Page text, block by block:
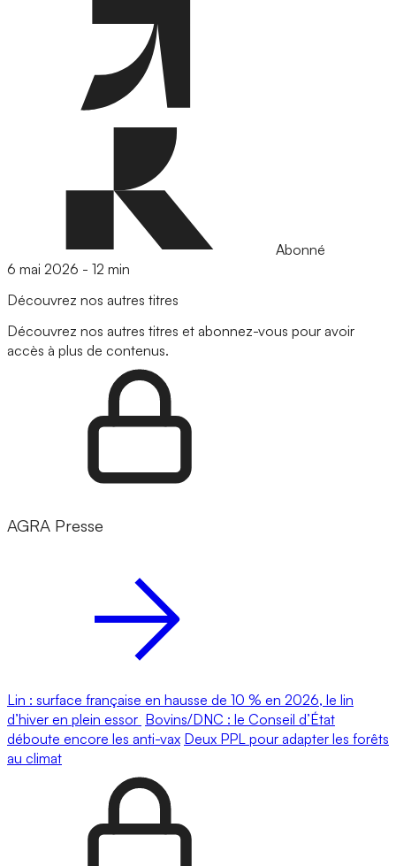
Abonné
6 mai 2026 - 12 min
Découvrez nos autres titres
Découvrez nos autres titres et abonnez-vous pour avoir
accès à plus de contenus.
AGRA Presse
Lin : surface française en hausse de 10 % en 2026, le lin
d’hiver en plein essor Bovins/DNC : le Conseil d’État
déboute encore les anti-vax Deux PPL pour adapter les forêts
au climat